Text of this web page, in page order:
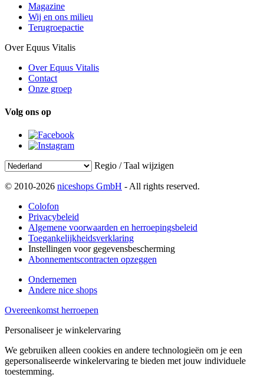
Magazine
Wij en ons milieu
Terugroepactie
Over Equus Vitalis
Over Equus Vitalis
Contact
Onze groep
Volg ons op
Regio / Taal wijzigen
© 2010-2026 niceshops GmbH - All rights reserved.
Colofon
Privacybeleid
Algemene voorwaarden en herroepingsbeleid
Toegankelijkheidsverklaring
Instellingen voor gegevensbescherming
Abonnementscontracten opzeggen
Ondernemen
Andere nice shops
Overeenkomst herroepen
Personaliseer je winkelervaring
We gebruiken alleen cookies en andere technologieën om je een
gepersonaliseerde winkelervaring te bieden met jouw individuele
toestemming.